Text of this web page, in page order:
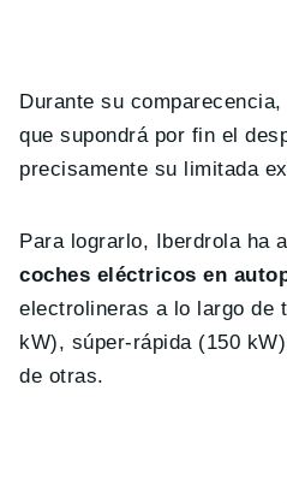
Durante su
que supondrá por fin el
precisamente su limitada
Para lograrlo, Iberdrola ha
coches eléctricos en
electrolineras a lo largo de
kW), súper-rápida (150
de otras.